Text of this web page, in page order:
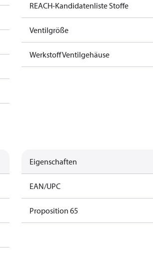
REACH-Kandidatenliste Stoffe
Ventilgröße
Werkstoff Ventilgehäuse
Eigenschaften
EAN/UPC
Proposition 65